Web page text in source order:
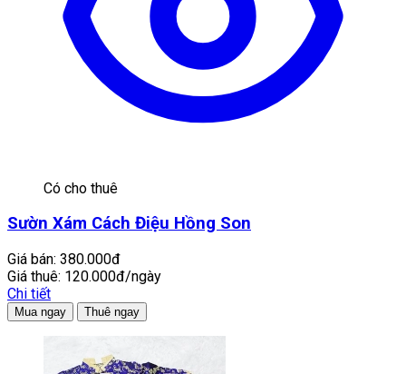
Có cho thuê
Sườn Xám Cách Điệu Hồng Son
Giá bán: 380.000đ
Giá thuê: 120.000đ/ngày
Chi tiết
Mua ngay Thuê ngay